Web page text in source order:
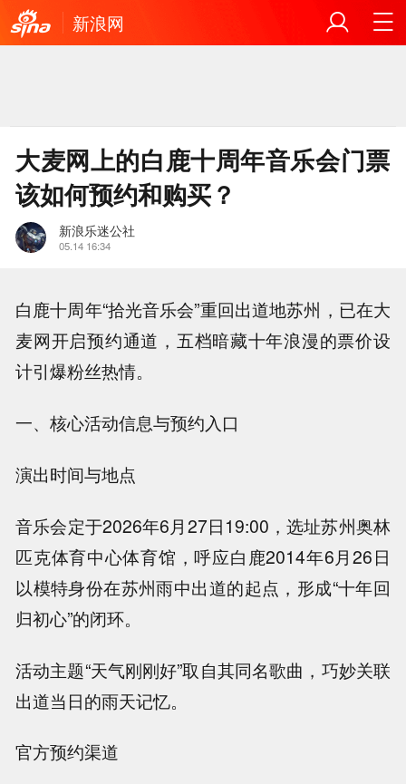
新浪网
大麦网上的白鹿十周年音乐会门票
该如何预约和购买？
新浪乐迷公社
05.14 16:34
白鹿十周年“拾光音乐会”重回出道地苏州，已在大
麦网开启预约通道，五档暗藏十年浪漫的票价设
计引爆粉丝热情。
一、核心活动信息与预约入口
演出时间与地点
音乐会定于2026年6月27日19:00，选址苏州奥林
匹克体育中心体育馆，呼应白鹿2014年6月26日
以模特身份在苏州雨中出道的起点，形成“十年回
归初心”的闭环。
活动主题“天气刚刚好”取自其同名歌曲，巧妙关联
出道当日的雨天记忆。
官方预约渠道